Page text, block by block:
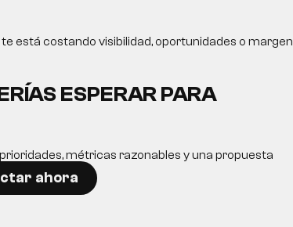
está costando visibilidad, oportunidades o margen
ESPERAR PARA
métricas razonables y una propuesta
ahora